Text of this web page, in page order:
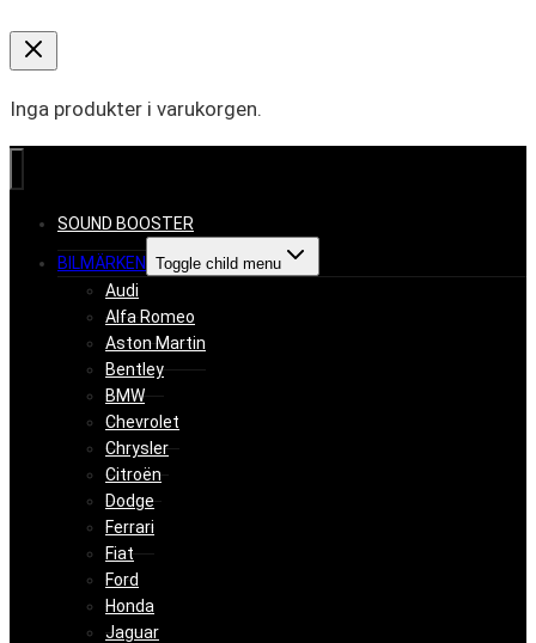
Inga produkter i varukorgen.
SOUND BOOSTER
BILMÄRKEN Toggle child menu
Audi
Alfa Romeo
Aston Martin
Bentley
BMW
Chevrolet
Chrysler
Citroën
Dodge
Ferrari
Fiat
Ford
Honda
Jaguar